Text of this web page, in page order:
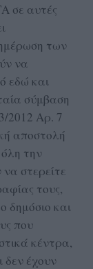
σε αυτές
των
να
εδώ και
σύμβαση
2012 Αρ. 7
αποστολή
την
στερείτε
τους,
δημόσιο και
που
κέντρα,
δεν έχουν